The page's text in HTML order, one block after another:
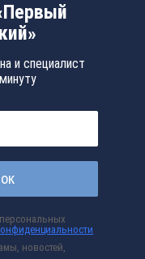
и специалист
новостей,